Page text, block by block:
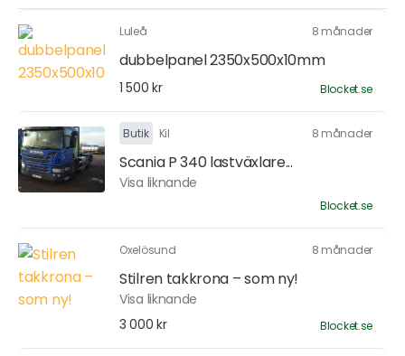
Luleå 8 månader
dubbelpanel 2350x500x10mm
1 500 kr Blocket.se
Butik Kil 8 månader
Scania P 340 lastväxlare...
Visa liknande
Blocket.se
Oxelösund 8 månader
Stilren takkrona – som ny!
Visa liknande
3 000 kr
Blocket.se